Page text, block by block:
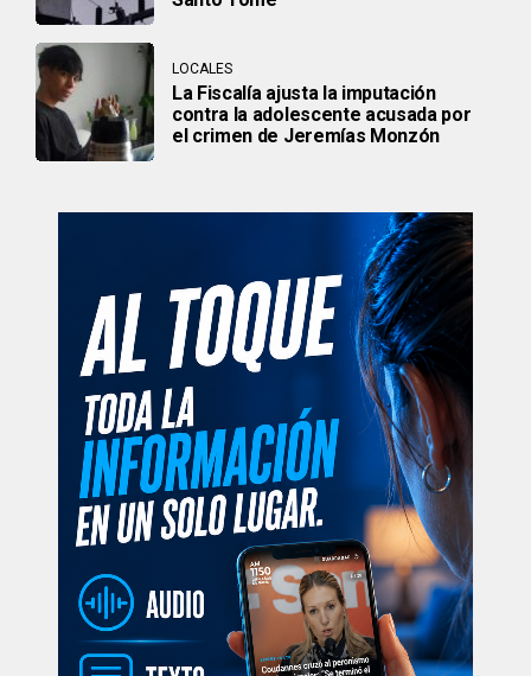
LOCALES
La Fiscalía ajusta la imputación
contra la adolescente acusada por
el crimen de Jeremías Monzón